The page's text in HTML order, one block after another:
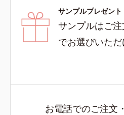
サンプルプレゼント
サンプルはご
でお選びいた
お電話でのご注文